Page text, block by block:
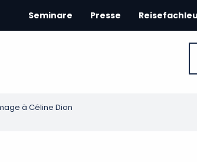
Seminare Presse
à Céline Dion